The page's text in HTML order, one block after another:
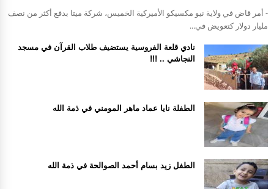
- أمر قاض في ولاية نيو مكسيكو الأميركية الخميس، شركة ميتا بدفع أكثر من نصف
مليار دولار كتعويض في...
نادي قلعة الفروسية يستضيف طلاب القرآن في مسجد
النجاشي .. !!!
الطفلة نايا عماد ماهر المومني في ذمة الله
الطفل زيد بسام أحمد الصوالحة في ذمة الله